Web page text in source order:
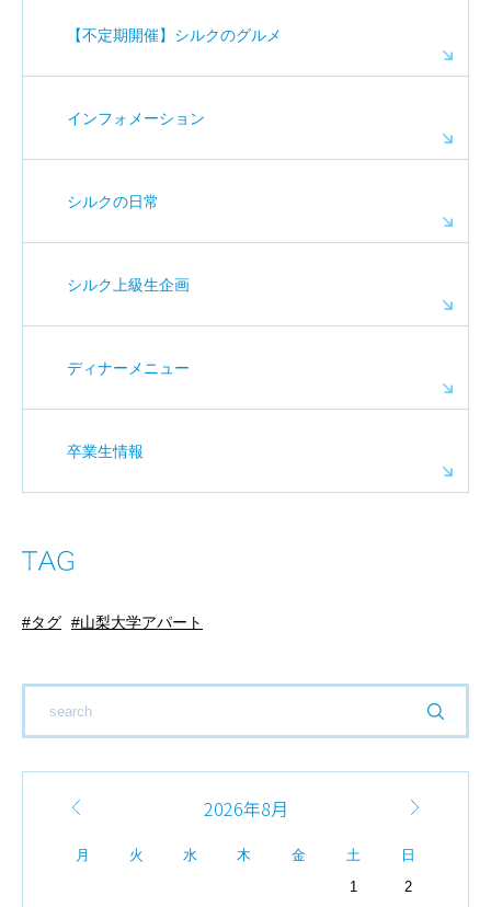
【不定期開催】シルクのグルメ
インフォメーション
シルクの日常
シルク上級生企画
ディナーメニュー
卒業生情報
タグ 山梨大学アパート
2026年8月
月 火 水 木 金 土
日
1
2